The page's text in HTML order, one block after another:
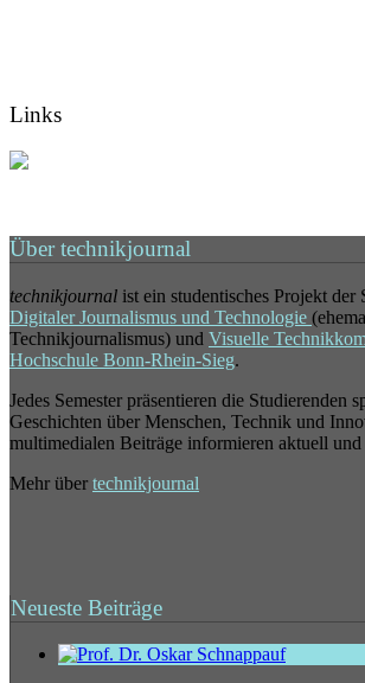
Links
Über technikjournal
technikjournal ist ein studentisches Projekt der
Digitaler Journalismus und Technologie
Technikjournalismus) und Visuelle
Hochschule Bonn-Rhein-Sieg.
Jedes Semester präsentieren die Studierenden
Geschichten über Menschen, Technik und
multimedialen Beiträge informieren aktuell und
Mehr über technikjournal
Neueste Beiträge